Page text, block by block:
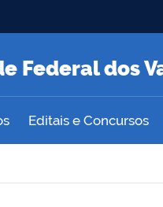
Federal dos
Editais e Concursos